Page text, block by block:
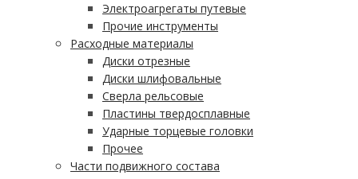
Электроагрегаты путевые
Прочие инструменты
Расходные материалы
Диски отрезные
Диски шлифовальные
Сверла рельсовые
Пластины твердосплавные
Ударные торцевые головки
Прочее
Части подвижного состава